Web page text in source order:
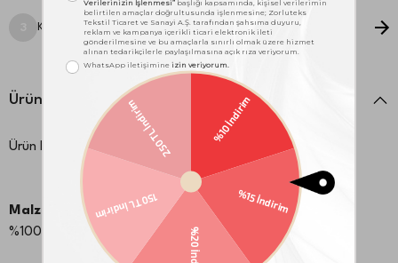
Kanat Seçimi
Ürün Detayları
Ürün Kodu: 1000049400
Malzeme:
%100 Poliester